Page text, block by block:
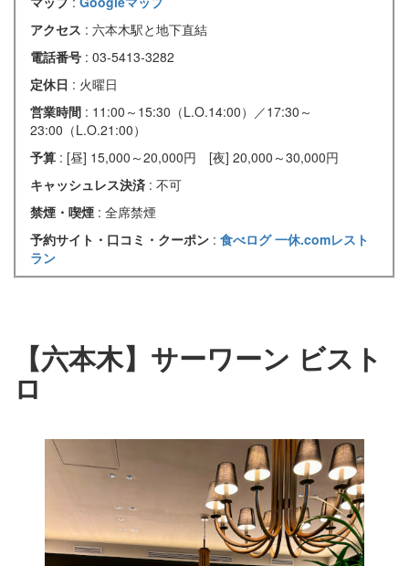
アクセス : 六本木駅と地下直結
電話番号 : 03-5413-3282
定休日 : 火曜日
営業時間 : 11:00～15:30（L.O.14:00）／17:30～
23:00（L.O.21:00）
予算 : [昼] 15,000～20,000円 [夜] 20,000～30,000円
キャッシュレス決済 : 不可
禁煙・喫煙 : 全席禁煙
予約サイト・口コミ・クーポン : 食べログ一休.comレスト
ラン
【六本木】サーワーン ビスト
ロ